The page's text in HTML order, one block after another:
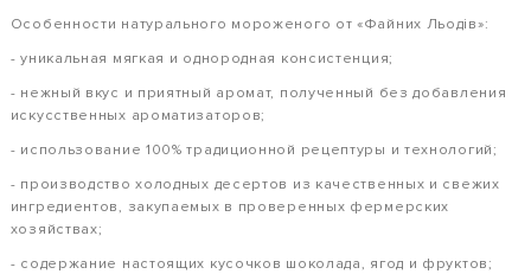
Особенности натурального мороженого от «Файних Льодів»:
- уникальная мягкая и однородная консистенция;
- нежный вкус и приятный аромат, полученный без добавления
искусственных ароматизаторов;
- использование 100% традиционной рецептуры и технологий;
- производство холодных десертов из качественных и свежих
ингредиентов, закупаемых в проверенных фермерских
хозяйствах;
- содержание настоящих кусочков шоколада, ягод и фруктов;